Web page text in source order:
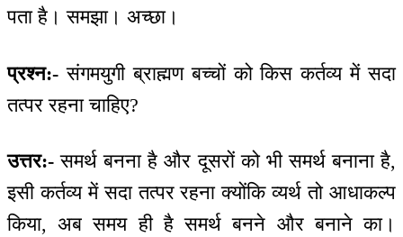
पता है। समझा। अच्छा।
प्रश्न:- संगमयुगी ब्राह्मण बच्चों को किस कर्तव्य में सदा
तत्पर रहना चाहिए?
उत्तर:- समर्थ बनना है और दूसरों को भी समर्थ बनाना है,
इसी कर्तव्य में सदा तत्पर रहना क्योंकि व्यर्थ तो आधाकल्प
किया, अब समय ही है समर्थ बनने और बनाने का।